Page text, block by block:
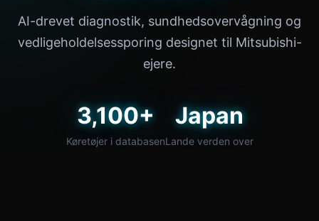
AI-drevet diagnostik, sundhedsovervågning og
vedligeholdelsessporing designet til Mitsubishi-
ejere.
3,100+
Køretøjer i databasen
Japan
Lande verden over